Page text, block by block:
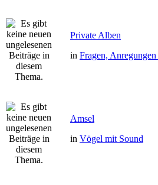
Private Alben
in Fragen,
Amsel
in Vögel mit Sound